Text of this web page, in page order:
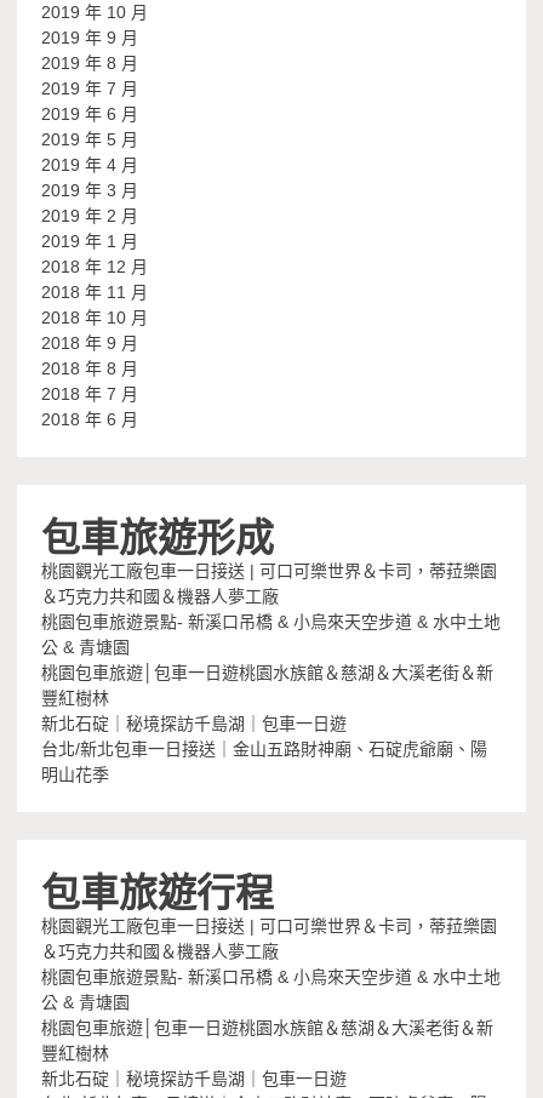
2019 年 10 月
2019 年 9 月
2019 年 8 月
2019 年 7 月
2019 年 6 月
2019 年 5 月
2019 年 4 月
2019 年 3 月
2019 年 2 月
2019 年 1 月
2018 年 12 月
2018 年 11 月
2018 年 10 月
2018 年 9 月
2018 年 8 月
2018 年 7 月
2018 年 6 月
包車旅遊形成
桃園觀光工廠包車一日接送 | 可口可樂世界＆卡司，蒂菈樂園
＆巧克力共和國＆機器人夢工廠
桃園包車旅遊景點- 新溪口吊橋 & 小烏來天空步道 & 水中土地
公 & 青塘園
桃園包車旅遊│包車一日遊桃園水族館＆慈湖＆大溪老街＆新
豐紅樹林
新北石碇｜秘境探訪千島湖｜包車一日遊
台北/新北包車一日接送｜金山五路財神廟、石碇虎爺廟、陽
明山花季
包車旅遊行程
桃園觀光工廠包車一日接送 | 可口可樂世界＆卡司，蒂菈樂園
＆巧克力共和國＆機器人夢工廠
桃園包車旅遊景點- 新溪口吊橋 & 小烏來天空步道 & 水中土地
公 & 青塘園
桃園包車旅遊│包車一日遊桃園水族館＆慈湖＆大溪老街＆新
豐紅樹林
新北石碇｜秘境探訪千島湖｜包車一日遊